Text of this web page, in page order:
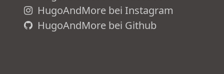
HugoAndMore bei Instagram
HugoAndMore bei Github